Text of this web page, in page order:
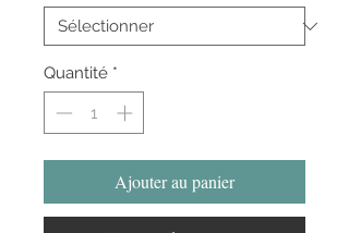
Quantité *
Ajouter au panier